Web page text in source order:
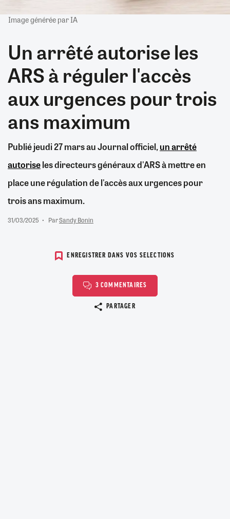
Image générée par IA
Un arrêté autorise les
ARS à réguler l'accès
aux urgences pour trois
ans maximum
Publié jeudi 27 mars au Journal officiel,un arrêté
autoriseles directeurs généraux d'ARS à mettre en
place une régulation de l'accès aux urgences pour
trois ans maximum.
31/03/2025 ParSandy Bonin
ENREGISTRER DANS VOS SELECTIONS
3 COMMENTAIRES
PARTAGER